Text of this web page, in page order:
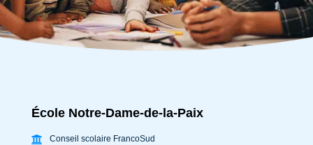
École Notre-Dame-de-la-Paix
Conseil scolaire FrancoSud